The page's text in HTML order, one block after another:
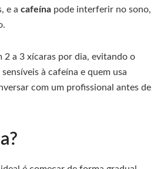
e a cafeína pode interferir no sono,
2 a 3 xícaras por dia, evitando o
à cafeína e quem usa
com um profissional antes de